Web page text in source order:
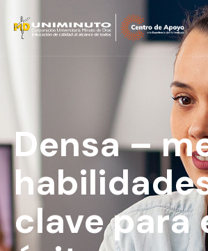
Densa –
clave para